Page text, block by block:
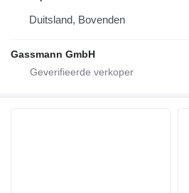
Duitsland, Bovenden
Gassmann GmbH